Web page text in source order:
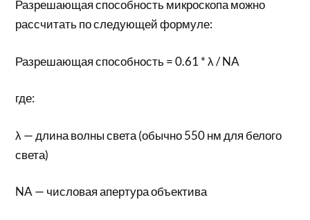
Разрешающая способность микроскопа можно
рассчитать по следующей формуле:
Разрешающая способность = 0.61 * λ / NA
где:
λ — длина волны света (обычно 550 нм для белого
света)
NA — числовая апертура объектива